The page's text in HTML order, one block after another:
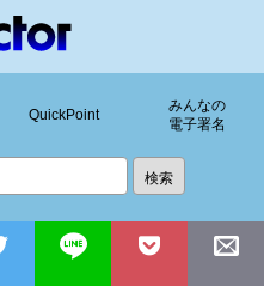
QuickPoint
みんなの
電子署名